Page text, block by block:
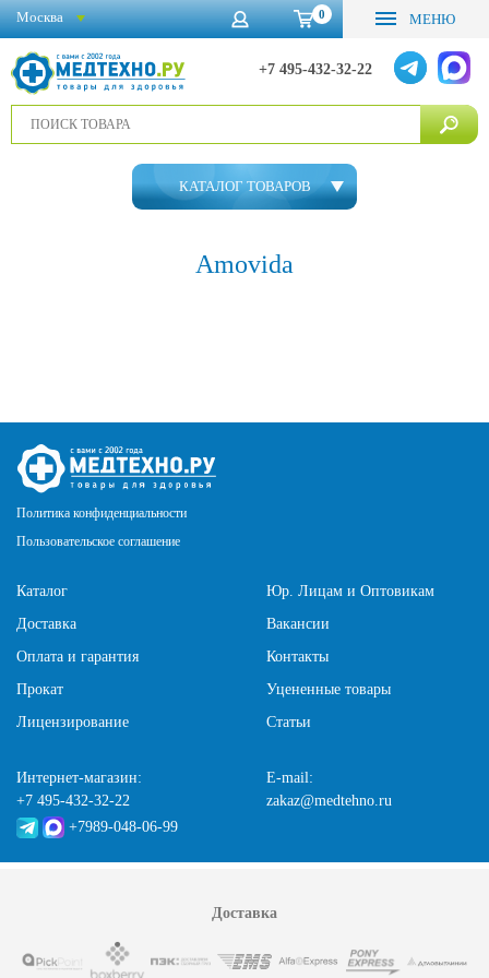
0 МЕНЮ
+7 495-432-32-22
Москва
КАТАЛОГ ТОВАРОВ
Amovida
Политика конфиденциальности
Пользовательское соглашение
Каталог
Доставка
Оплата и гарантия
Прокат
Лицензирование
Юр. Лицам и Оптовикам
Вакансии
Контакты
Уцененные товары
Статьи
Интернет-магазин:
+7 495-432-32-22
+7989-048-06-99
E-mail:
zakaz@medtehno.ru
Доставка